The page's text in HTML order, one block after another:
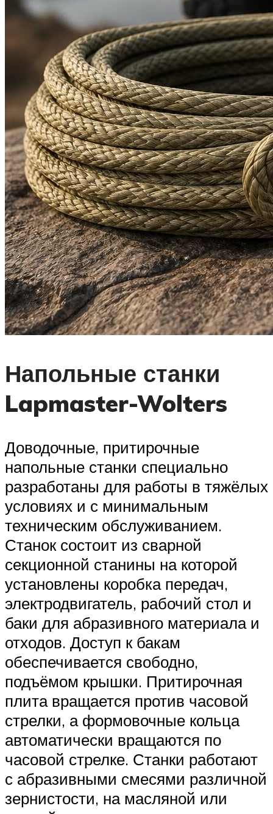
Напольные станки
Lapmaster-Wolters
Доводочные, притирочные
напольные станки специально
разработаны для работы в тяжёлых
условиях и с минимальным
техническим обслуживанием.
Станок состоит из сварной
секционной станины на которой
установлены коробка передач,
электродвигатель, рабочий стол и
баки для абразивного материала и
отходов. Доступ к бакам
обеспечивается свободно,
подъёмом крышки. Притирочная
плита вращается против часовой
стрелки, а формовочные кольца
автоматически вращаются по
часовой стрелке. Станки работают
с абразивными смесями различной
зернистости, на масляной или